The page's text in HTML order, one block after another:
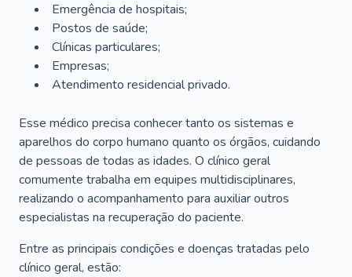
Emergência de hospitais;
Postos de saúde;
Clínicas particulares;
Empresas;
Atendimento residencial privado.
Esse médico precisa conhecer tanto os sistemas e
aparelhos do corpo humano quanto os órgãos, cuidando
de pessoas de todas as idades. O clínico geral
comumente trabalha em equipes multidisciplinares,
realizando o acompanhamento para auxiliar outros
especialistas na recuperação do paciente.
Entre as principais condições e doenças tratadas pelo
clínico geral, estão: